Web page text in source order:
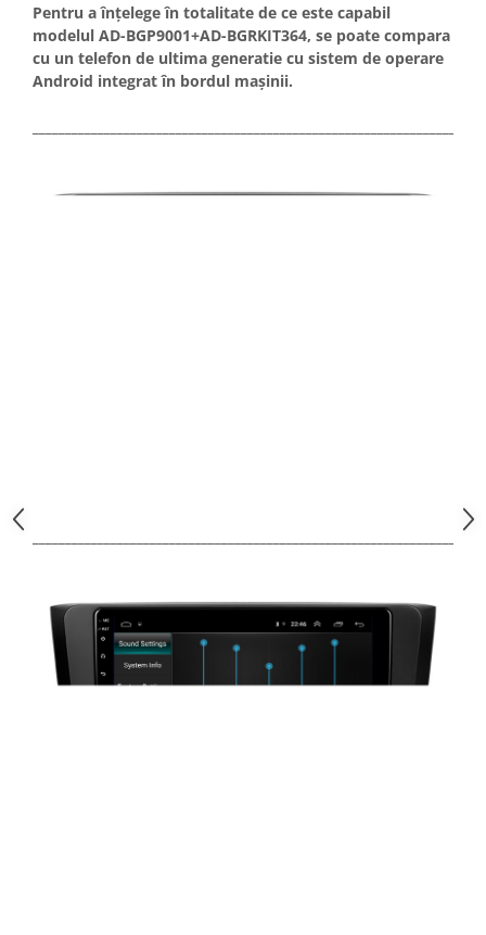
Pentru a înțelege în totalitate de ce este capabil
modelul AD-BGP9001+AD-BGRKIT364, se poate compara
cu un telefon de ultima generatie cu sistem de operare
Android integrat în bordul mașinii.